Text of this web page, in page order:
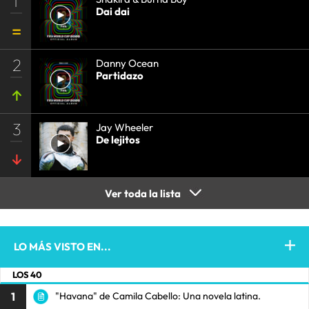
Dai dai
2
Danny Ocean
Partidazo
3
Jay Wheeler
De lejitos
Ver toda la lista
LO MÁS VISTO EN...
LOS 40
1 "Havana" de Camila Cabello: Una novela latina.